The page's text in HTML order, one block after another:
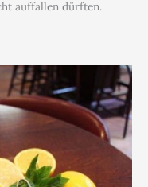
auffallen dürften.